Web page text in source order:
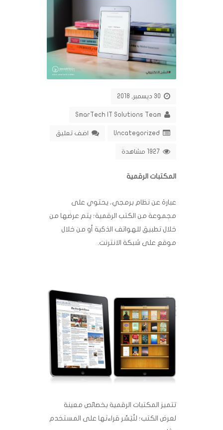
SmarTech IT Solutions Team
Uncategorized اضف تعليق
المكتبات الرقمية
عبارة عن نظام برمجي، يحتوي على
مجموعة من الكتب الرقمية؛ يتم عرضها من
خلال تطبيق للهواتف الذكية أو من خلال
موقع على شبكة الانترنت.
تتميز المكتبات الرقمية بخصائص معينة
لعرض الكتب؛ لتُيَسِّر قراءتها على المستخدم